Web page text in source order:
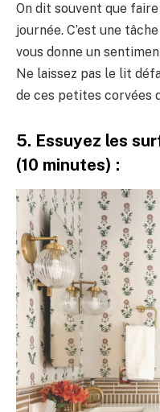
On dit souvent que
journée. C’est une
vous donne un
Ne laissez pas le lit
de ces petites corvées
5. Essuyez les
(10 minutes) :